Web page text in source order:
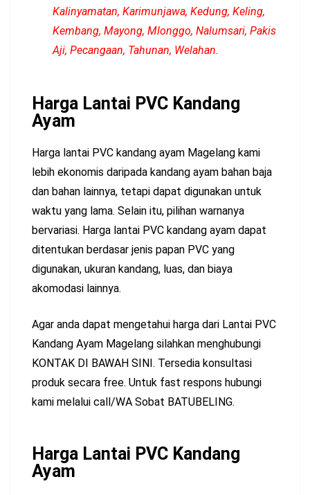
Kalinyamatan, Karimunjawa, Kedung, Keling,
Kembang, Mayong, Mlonggo, Nalumsari, Pakis
Aji, Pecangaan, Tahunan, Welahan.
Harga Lantai PVC Kandang
Ayam
Harga lantai PVC kandang ayam Magelang kami
lebih ekonomis daripada kandang ayam bahan baja
dan bahan lainnya, tetapi dapat digunakan untuk
waktu yang lama. Selain itu, pilihan warnanya
bervariasi. Harga lantai PVC kandang ayam dapat
ditentukan berdasar jenis papan PVC yang
digunakan, ukuran kandang, luas, dan biaya
akomodasi lainnya.
Agar anda dapat mengetahui harga dari Lantai PVC
Kandang Ayam Magelang silahkan menghubungi
KONTAK DI BAWAH SINI. Tersedia konsultasi
produk secara free. Untuk fast respons hubungi
kami melalui call/WA Sobat BATUBELING.
Harga Lantai PVC Kandang
Ayam